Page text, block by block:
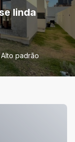
linda
padrão